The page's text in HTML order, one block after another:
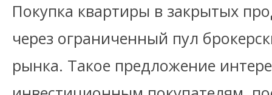
Покупка квартиры в закрытых
через ограниченный пул
рынка. Такое предложение